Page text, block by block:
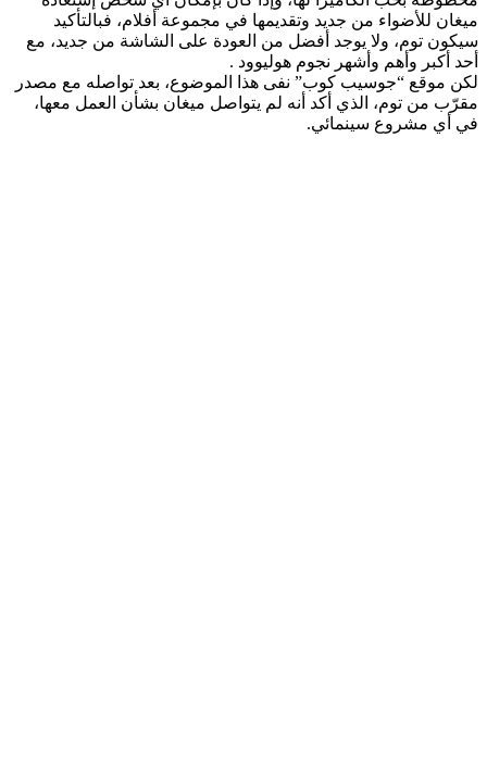
ميغان للأضواء من جديد وتقديمها في مجموعة أفلام، فبالتأكيد
سيكون توم، ولا يوجد أفضل من العودة على الشاشة من جديد، مع
أحد أكبر وأهم وأشهر نجوم هوليوود .
لكن موقع “جوسيب كوب” نفى هذا الموضوع، بعد تواصله مع مصدر
مقرّب من توم، الذي أكد أنه لم يتواصل ميغان بشأن العمل معها،
في أي مشروع سينمائي.